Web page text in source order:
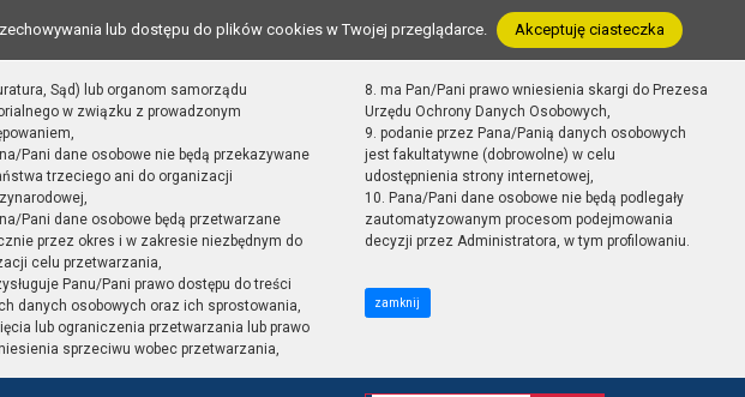
lub dostępu do plików cookies w Twojej przeglądarce. Akceptuję ciasteczka
Sąd) lub organom samorządu
w związku z prowadzonym
Pani dane osobowe nie będą przekazywane
trzeciego ani do organizacji
Pani dane osobowe będą przetwarzane
przez okres i w zakresie niezbędnym do
celu przetwarzania,
Panu/Pani prawo dostępu do treści
danych osobowych oraz ich sprostowania,
lub ograniczenia przetwarzania lub prawo
sprzeciwu wobec przetwarzania,
8. ma Pan/Pani prawo wniesienia skargi do Prezesa
Urzędu Ochrony Danych Osobowych,
9. podanie przez Pana/Panią danych osobowych
jest fakultatywne (dobrowolne) w celu
udostępnienia strony internetowej,
10. Pana/Pani dane osobowe nie będą podlegały
zautomatyzowanym procesom podejmowania
decyzji przez Administratora, w tym profilowaniu.
zamknij